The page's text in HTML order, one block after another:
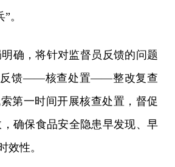
。
确，将针对监督员反馈的问题
反馈——核查处置——整改复查
第一时间开展核查处置，督促
确保食品安全隐患早发现、早
效性。